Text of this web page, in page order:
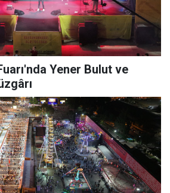
Yener Bulut ve